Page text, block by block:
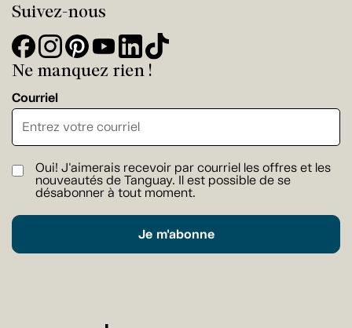
Suivez-nous
Ne manquez rien !
Courriel
Oui! J'aimerais recevoir par courriel les offres et les
nouveautés de Tanguay. Il est possible de se
désabonner à tout moment.
Je m'abonne